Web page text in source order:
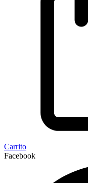
Carrito
Facebook